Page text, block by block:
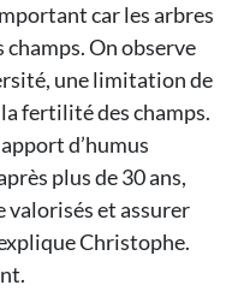
car les arbres
champs. On observe
une limitation de
fertilité des champs.
d’humus
plus de 30 ans,
valorisés et assurer
Christophe.